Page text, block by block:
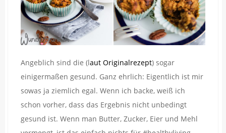
Angeblich sind die (laut Originalrezept) sogar
einigermaßen gesund. Ganz ehrlich: Eigentlich ist mir
sowas ja ziemlich egal. Wenn ich backe, weiß ich
schon vorher, dass das Ergebnis nicht unbedingt
gesund ist. Wenn man Butter, Zucker, Eier und Mehl